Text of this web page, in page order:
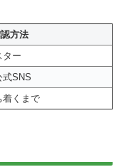
方法
ター
式SNS
着くまで